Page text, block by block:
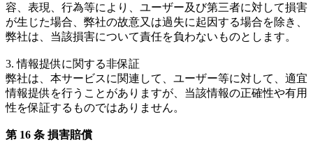
容、表現、行為等により、ユーザー及び第三者に対して損害
が生じた場合、弊社の故意又は過失に起因する場合を除き、
弊社は、当該損害について責任を負わないものとします。
3. 情報提供に関する非保証
弊社は、本サービスに関連して、ユーザー等に対して、適宜
情報提供を行うことがありますが、当該情報の正確性や有用
性を保証するものではありません。
第 16 条 損害賠償